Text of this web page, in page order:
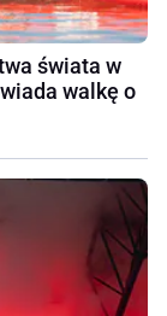
świata w
walkę o